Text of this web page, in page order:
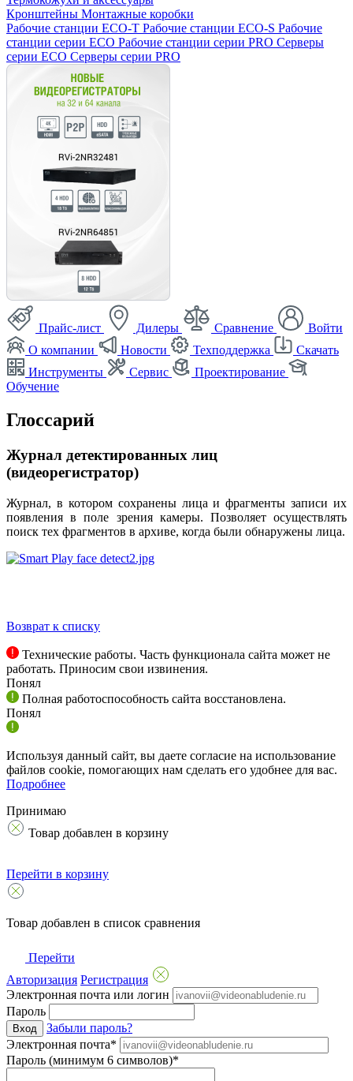
Кронштейны Монтажные коробки
Рабочие станции ECO-T Рабочие станции ECO-S Рабочие
станции серии ECO Рабочие станции серии PRO Серверы
серии ECO Серверы серии PRO
Прайс-лист Дилеры Сравнение
Войти
О компании
Новости Техподдержка
Скачать
Инструменты
Сервис
Проектирование
Обучение
Глоссарий
Журнал детектированных лиц
(видеорегистратор)
Журнал, в котором сохранены лица и фрагменты записи их
появления в поле зрения камеры. Позволяет осуществлять
поиск тех фрагментов в архиве, когда были обнаружены лица.
Возврат к списку
Технические работы. Часть функционала сайта может не
работать. Приносим свои извинения.
Понял
Полная работоспособность сайта восстановлена.
Понял
Используя данный сайт, вы даете согласие на использование
файлов cookie, помогающих нам сделать его удобнее для вас.
Подробнее
Принимаю
Товар добавлен в корзину
Перейти в корзину
Товар добавлен в список сравнения
Перейти
Авторизация Регистрация
Электронная почта или логин
Пароль
Вход
Забыли пароль?
Электронная почта*
Пароль (минимум 6 символов)*